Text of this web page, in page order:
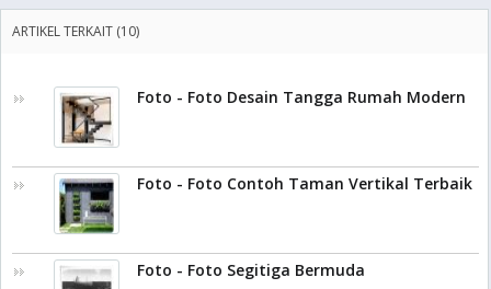
ARTIKEL TERKAIT (10)
Foto - Foto Desain Tangga Rumah Modern
Foto - Foto Contoh Taman Vertikal Terbaik
Foto - Foto Segitiga Bermuda